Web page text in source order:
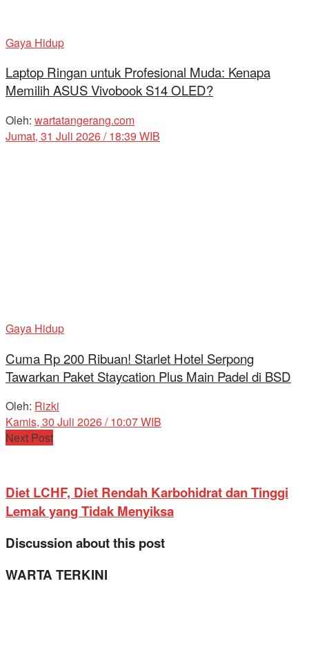
Gaya Hidup
Laptop Ringan untuk Profesional Muda: Kenapa
Memilih ASUS Vivobook S14 OLED?
Oleh: wartatangerang.com
Jumat, 31 Juli 2026 / 18:39 WIB
Gaya Hidup
Cuma Rp 200 Ribuan! Starlet Hotel Serpong
Tawarkan Paket Staycation Plus Main Padel di BSD
Oleh: Rizki
Kamis, 30 Juli 2026 / 10:07 WIB
Next Post
Diet LCHF, Diet Rendah Karbohidrat dan Tinggi
Lemak yang Tidak Menyiksa
Discussion about this post
WARTA TERKINI